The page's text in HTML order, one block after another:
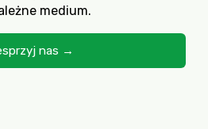
medium.
nas →